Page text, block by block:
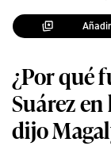
¿Por qué
Suárez
dijo